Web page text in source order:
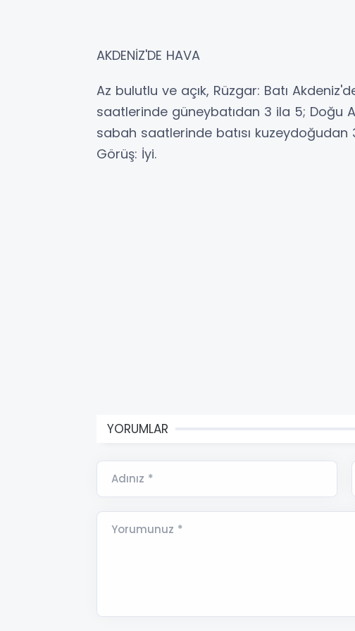
AKDENİZ'DE HAVA
Az bulutlu ve açık, Rüzgar: Batı
saatlerinde güneybatıdan 3 ila 5; Doğu
sabah saatlerinde batısı kuzeydoğudan
Görüş: İyi.
YORUMLAR
Adınız *
Yorumunuz *